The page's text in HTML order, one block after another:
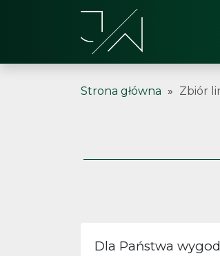
Strona główna » Zbiór
Dla Państwa